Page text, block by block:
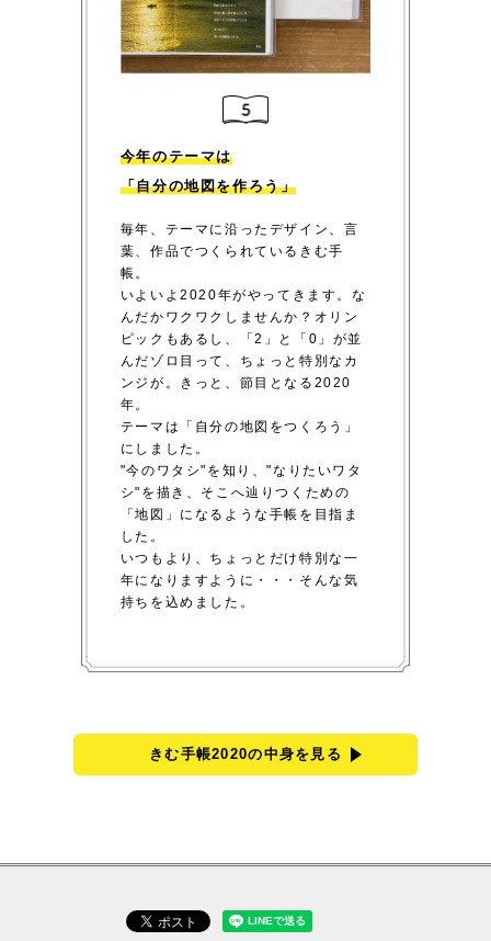
今年のテーマは
「自分の地図を作ろう」
毎年、テーマに沿ったデザイン、言
葉、作品でつくられているきむ手
帳。
いよいよ2020年がやってきます。な
んだかワクワクしませんか？オリン
ピックもあるし、「2」と「0」が並
んだゾロ目って、ちょっと特別なカ
ンジが。きっと、節目となる2020
年。
テーマは「自分の地図をつくろう」
にしました。
"今のワタシ"を知り、"なりたいワタ
シ"を描き、そこへ辿りつくための
「地図」になるような手帳を目指ま
した。
いつもより、ちょっとだけ特別な一
年になりますように・・・そんな気
持ちを込めました。
きむ手帳2020の中身を見る